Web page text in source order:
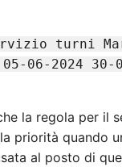
turni
06-2024 30-
la regola per il
priorità quando
al posto di